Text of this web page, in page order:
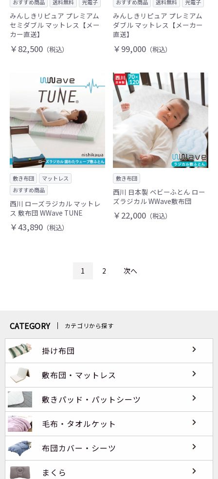
おすすめ商品 送料無料 光電子
みんしきリピュア プレミアム
セミダブル マットレス【メー
カー直送】
￥82,500 （税込）
おすすめ商品 送料無料 光電子
みんしきリピュア プレミアム
ダブル マットレス【メーカー
直送】
￥99,000 （税込）
敷き布団
マットレス
おすすめ商品
西川 ローズラジカル マットレ
ス 敷布団 WWave TUNE
￥43,890 （税込）
敷き布団
西川 日本製 ベビーふとん ロー
ズラジカル WWave敷布団
￥22,000 （税込）
1 2 次へ
CATEGORY カテゴリから探す
掛け布団
敷布団・マットレス
敷きパッド・パットシーツ
毛布・タオルケット
布団カバー・シーツ
まくら